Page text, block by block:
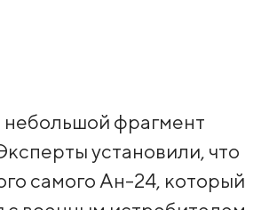
фрагмент
установили, что
самого Ан-24, который